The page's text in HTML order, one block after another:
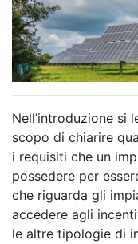
Nell’introduzione si
scopo di chiarire
i requisiti che un
possedere per
che riguarda gli
accedere agli
le altre tipologie di